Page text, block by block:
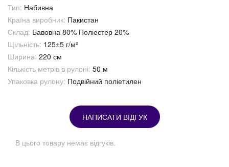
Тип: Набивна
Країна виробник: Пакистан
Склад: Бавовна 80% Поліестер 20%
Щільність: 125±5 г/м²
Ширина: 220 см
Кількість метрів в рулоні: 50 м
Упаковка рулону: Подвійний поліетилен
НАПИСАТИ ВІДГУК
В цього товару немає відгуків.